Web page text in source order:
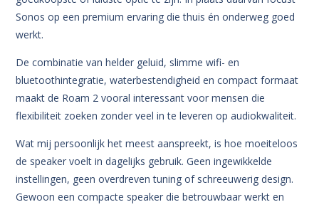
Sonos op een premium ervaring die thuis én onderweg goed
werkt.
De combinatie van helder geluid, slimme wifi- en
bluetoothintegratie, waterbestendigheid en compact formaat
maakt de Roam 2 vooral interessant voor mensen die
flexibiliteit zoeken zonder veel in te leveren op audiokwaliteit.
Wat mij persoonlijk het meest aanspreekt, is hoe moeiteloos
de speaker voelt in dagelijks gebruik. Geen ingewikkelde
instellingen, geen overdreven tuning of schreeuwerig design.
Gewoon een compacte speaker die betrouwbaar werkt en